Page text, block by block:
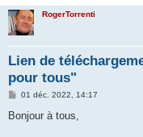
RogerTorrenti
Lien de
pour tous"
M
s
01 déc. 2022, 14:17
Bonjour à tous,